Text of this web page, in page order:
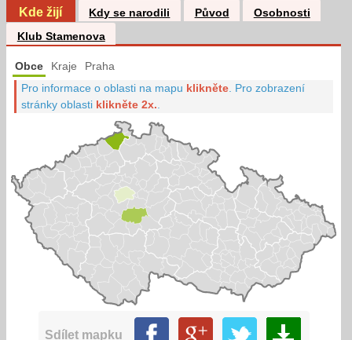
Kde žijí Kdy se narodili Původ
Osobnosti
Klub Stamenova
Obce Kraje Praha
Pro informace o oblasti na mapu klikněte Pro zobrazení
stránky oblasti klikněte 2x.
Sdílet mapku